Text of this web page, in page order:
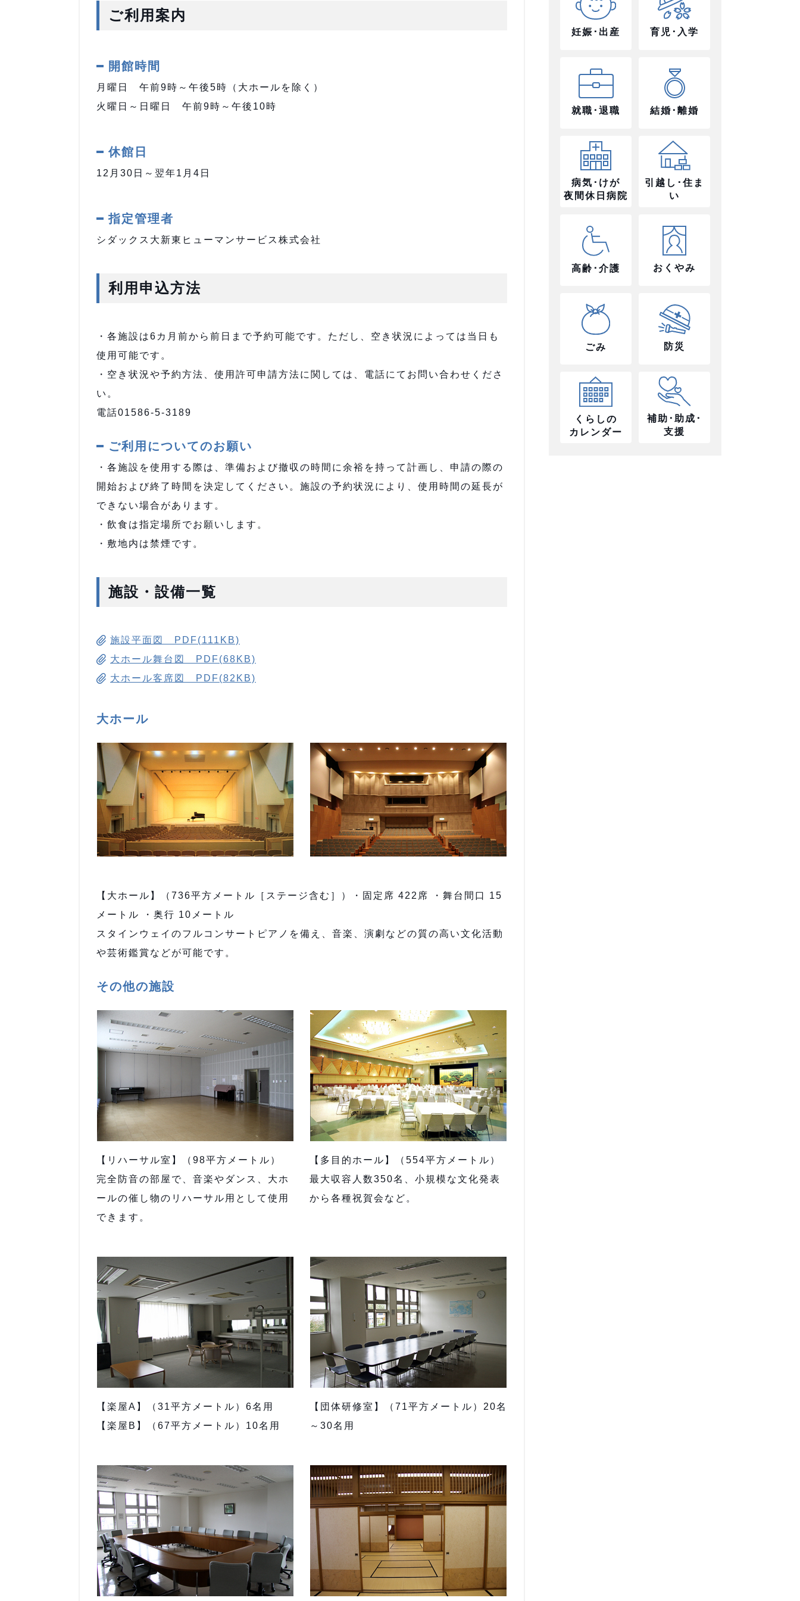
ご利用案内
開館時間
月曜日 午前9時～午後5時（大ホールを除く）
火曜日～日曜日 午前9時～午後10時
休館日
12月30日～翌年1月4日
指定管理者
シダックス大新東ヒューマンサービス株式会社
利用申込方法
・各施設は6カ月前から前日まで予約可能です。ただし、空き状況によっては当日も
使用可能です。
・空き状況や予約方法、使用許可申請方法に関しては、電話にてお問い合わせくださ
い。
電話01586-5-3189
ご利用についてのお願い
・各施設を使用する際は、準備および撤収の時間に余裕を持って計画し、申請の際の
開始および終了時間を決定してください。施設の予約状況により、使用時間の延長が
できない場合があります。
・飲食は指定場所でお願いします。
・敷地内は禁煙です。
施設・設備一覧
施設平面図 PDF(111KB)
大ホール舞台図 PDF(68KB)
大ホール客席図 PDF(82KB)
大ホール
【大ホール】（736平方メートル［ステージ含む］）・固定席 422席 ・舞台間口 15
メートル ・奥行 10メートル
スタインウェイのフルコンサートピアノを備え、音楽、演劇などの質の高い文化活動
や芸術鑑賞などが可能です。
その他の施設
【リハーサル室】（98平方メートル）
完全防音の部屋で、音楽やダンス、大ホ
ールの催し物のリハーサル用として使用
できます。
【多目的ホール】（554平方メートル）
最大収容人数350名、小規模な文化発表
から各種祝賀会など。
【楽屋A】（31平方メートル）6名用
【楽屋B】（67平方メートル）10名用
【団体研修室】（71平方メートル）20名
～30名用
妊娠･出産 育児･入学
就職･退職 結婚･離婚
病気･けが
夜間休日病院
引越し･住ま
い
高齢･介護 おくやみ
ごみ 防災
くらしの
カレンダー
補助･助成･
支援